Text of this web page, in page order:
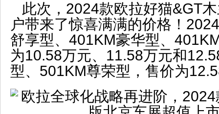
此次，2024款欧拉好猫&GT
户带来了惊喜满满的价格！
舒享型、401KM豪华型、
为10.58万元、11.58万元和
型、501KM尊荣型，售价为